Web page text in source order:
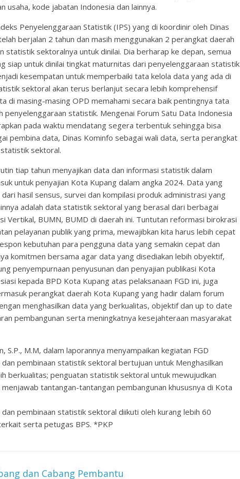
usaha, kode jabatan Indonesia dan lainnya.
Penyelenggaraan Statistik (IPS) yang di koordinir oleh Dinas
berjalan 2 tahun dan masih menggunakan 2 perangkat daerah
statistik sektoralnya untuk dinilai. Dia berharap ke depan, semua
siap untuk dinilai tingkat maturnitas dari penyelenggaraan statistik
kesempatan untuk memperbaiki tata kelola data yang ada di
sektoral akan terus berlanjut secara lebih komprehensif
di masing-masing OPD memahami secara baik pentingnya tata
penyelenggaraan statistik. Mengenai Forum Satu Data Indonesia
pada waktu mendatang segera terbentuk sehingga bisa
pembina data, Dinas Kominfo sebagai wali data, serta perangkat
sektoral.
tiap tahun menyajikan data dan informasi statistik dalam
untuk penyajian Kota Kupang dalam angka 2024. Data yang
hasil sensus, survei dan kompilasi produk administrasi yang
adalah data statistik sektoral yang berasal dari berbagai
Vertikal, BUMN, BUMD di daerah ini. Tuntutan reformasi birokrasi
pelayanan publik yang prima, mewajibkan kita harus lebih cepat
kebutuhan para pengguna data yang semakin cepat dan
komitmen bersama agar data yang disediakan lebih obyektif,
penyempurnaan penyusunan dan penyajian publikasi Kota
kepada BPD Kota Kupang atas pelaksanaan FGD ini, juga
perangkat daerah Kota Kupang yang hadir dalam forum
menghasilkan data yang berkualitas, objektif dan up to date
pembangunan serta meningkatnya kesejahteraan masyarakat
S.P., M.M, dalam laporannya menyampaikan kegiatan FGD
pembinaan statistik sektoral bertujuan untuk Menghasilkan
berkualitas; penguatan statistik sektoral untuk mewujudkan
tantangan-tantangan pembangunan khususnya di Kota
pembinaan statistik sektoral diikuti oleh kurang lebih 60
serta petugas BPS. *PKP
dan Cabang Pembantu